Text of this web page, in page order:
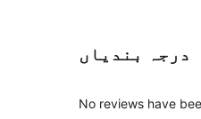
درجہ بندیاں
No reviews have